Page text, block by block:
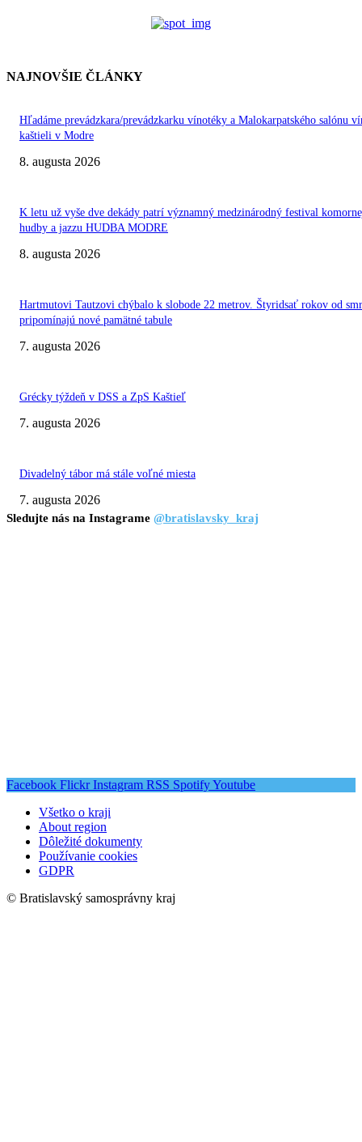
NAJNOVŠIE ČLÁNKY
Hľadáme prevádzkara/prevádzkarku vínotéky a Malokarpatského salónu
kaštieli v Modre
8. augusta 2026
K letu už vyše dve dekády patrí významný medzinárodný festival
hudby a jazzu HUDBA MODRE
8. augusta 2026
Hartmutovi Tautzovi chýbalo k slobode 22 metrov. Štyridsať rokov od
pripomínajú nové pamätné tabule
7. augusta 2026
Grécky týždeň v DSS a ZpS Kaštieľ
7. augusta 2026
Divadelný tábor má stále voľné miesta
7. augusta 2026
Sledujte nás na Instagrame @bratislavsky_kraj
Facebook Flickr Instagram RSS SpotifyYoutube
Všetko o kraji
About region
Dôležité dokumenty
Používanie cookies
GDPR
© Bratislavský samosprávny kraj